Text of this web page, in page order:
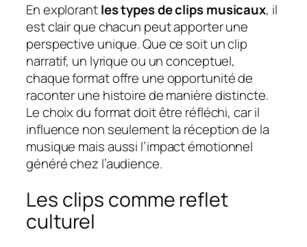
En explorantles types de clips musicaux, il
est clair que chacun peut apporter une
perspective unique. Que ce soit un clip
narratif, un lyrique ou un conceptuel,
chaque format offre une opportunité de
raconter une histoire de manière distincte.
Le choix du format doit être réfléchi, car il
influence non seulement la réception de la
musique mais aussi l’impact émotionnel
généré chez l’audience.
Les clips comme reflet
culturel